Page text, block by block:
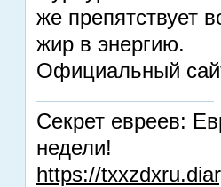
же препятствует
жир в энергию.
Официальный
Секрет евреев:
недели!
https://